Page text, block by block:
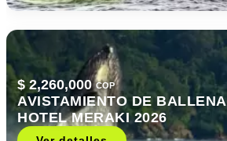
$ 2,260,000COP
AVISTAMIENTO DE
HOTEL MERAKI 2026